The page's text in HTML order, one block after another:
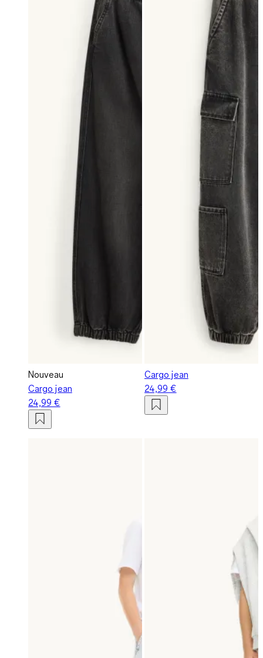
Nouveau
Cargo jean
24,99 €
Cargo jean
24,99 €